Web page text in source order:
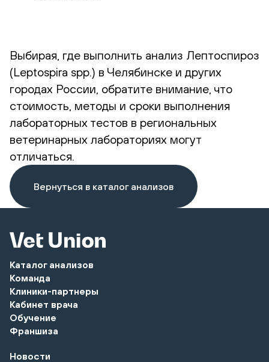
Выбирая, где выполнить анализ Лептоспироз
(Leptospira spp.) в Челябинске и других
городах России, обратите внимание, что
стоимость, методы и сроки выполнения
лабораторных тестов в региональных
ветеринарных лабораториях могут
отличаться.
Вернуться в каталог анализов
Каталог анализов
Команда
Клиники-партнеры
Кабинет врача
Обучение
Франшиза
Новости